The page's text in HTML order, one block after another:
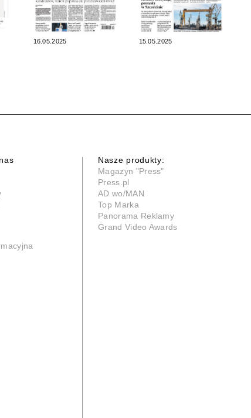
16.05.2025 15.05.2025
Nasze produkty:
Magazyn "Press"
Press.pl
AD wo/MAN
Top Marka
Panorama Reklamy
Grand Video Awards